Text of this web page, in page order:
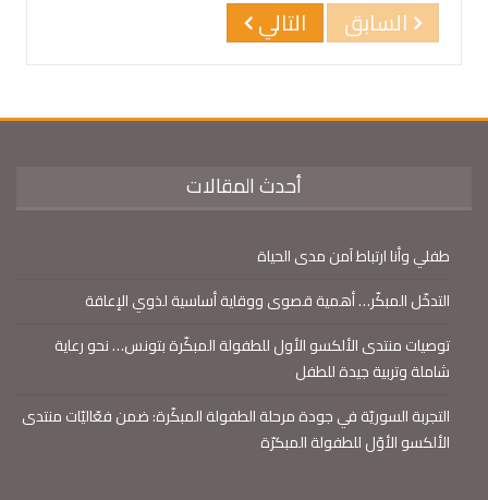
السابق التالي
أحدث المقالات
طفلي وأنا ارتباط آمن مدى الحياة
التدخّل المبكّر… أهمية قصوى ووقاية أساسية لذوي الإعاقة
توصيات منتدى الألكسو الأول للطفولة المبكّرة بتونس… نحو رعاية
شاملة وتربية جيدة للطفل
التجربة السوريّة في جودة مرحلة الطفولة المبكّرة: ضمن فعّاليّات منتدى
الألكسو الأوّل للطفولة المبكرّة